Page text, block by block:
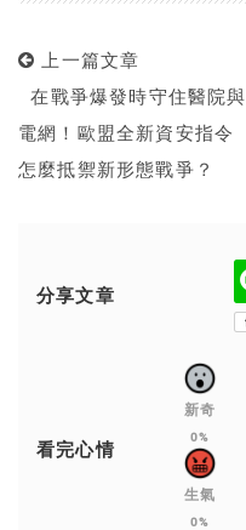
上一篇文章
在戰爭爆發時守住醫院與
電網！歐盟全新資安指令
怎麼抵禦新形態戰爭？
分享文章
看完心情
新奇
0%
生氣
0%